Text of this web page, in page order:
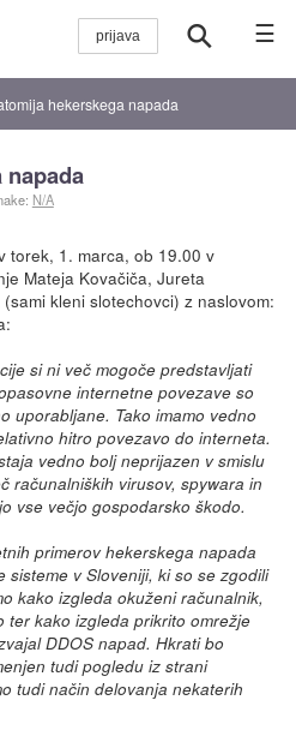
☰
hekerskega napada
napada
N/A
torek, 1. marca, ob 19.00 v
Mateja Kovačiča, Jureta
kleni slotechovci) z naslovom:
si ni več mogoče predstavljati
internetne povezave so
uporabljane. Tako imamo vedno
hitro povezavo do interneta.
vedno bolj neprijazen v smislu
računalniških virusov, spywara in
vse večjo gospodarsko škodo.
primerov hekerskega napada
v Sloveniji, ki so se zgodili
kako izgleda okuženi računalnik,
ter kako izgleda prikrito omrežje
DDOS napad. Hkrati bo
tudi pogledu iz strani
tudi način delovanja nekaterih